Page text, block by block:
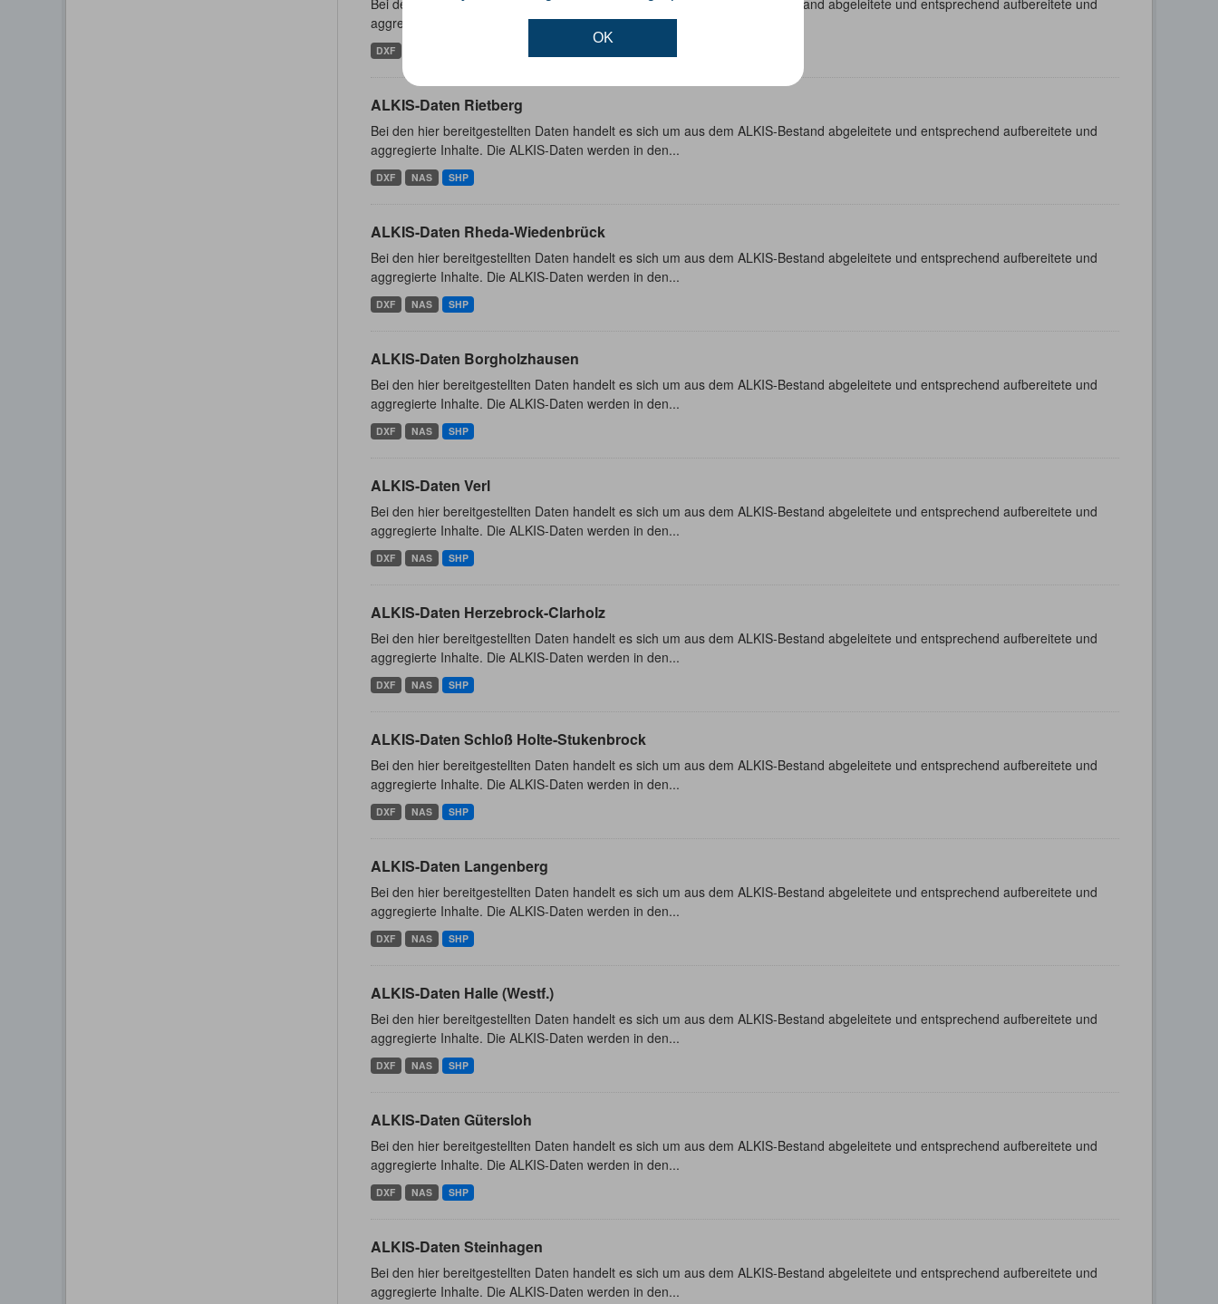
OK
Bei den hier bereitgestellten Daten handelt es sich um aus dem ALKIS-Bestand abgeleitete und entsprechend aufbereitete und
aggregierte Inhalte. Die ALKIS-Daten werden in den...
DXF
ALKIS-Daten Rietberg
Bei den hier bereitgestellten Daten handelt es sich um aus dem ALKIS-Bestand abgeleitete und entsprechend aufbereitete und
aggregierte Inhalte. Die ALKIS-Daten werden in den...
DXF NAS SHP
ALKIS-Daten Rheda-Wiedenbrück
Bei den hier bereitgestellten Daten handelt es sich um aus dem ALKIS-Bestand abgeleitete und entsprechend aufbereitete und
aggregierte Inhalte. Die ALKIS-Daten werden in den...
DXF NAS SHP
ALKIS-Daten Borgholzhausen
Bei den hier bereitgestellten Daten handelt es sich um aus dem ALKIS-Bestand abgeleitete und entsprechend aufbereitete und
aggregierte Inhalte. Die ALKIS-Daten werden in den...
DXF NAS SHP
ALKIS-Daten Verl
Bei den hier bereitgestellten Daten handelt es sich um aus dem ALKIS-Bestand abgeleitete und entsprechend aufbereitete und
aggregierte Inhalte. Die ALKIS-Daten werden in den...
DXF NAS SHP
ALKIS-Daten Herzebrock-Clarholz
Bei den hier bereitgestellten Daten handelt es sich um aus dem ALKIS-Bestand abgeleitete und entsprechend aufbereitete und
aggregierte Inhalte. Die ALKIS-Daten werden in den...
DXF NAS SHP
ALKIS-Daten Schloß Holte-Stukenbrock
Bei den hier bereitgestellten Daten handelt es sich um aus dem ALKIS-Bestand abgeleitete und entsprechend aufbereitete und
aggregierte Inhalte. Die ALKIS-Daten werden in den...
DXF NAS SHP
ALKIS-Daten Langenberg
Bei den hier bereitgestellten Daten handelt es sich um aus dem ALKIS-Bestand abgeleitete und entsprechend aufbereitete und
aggregierte Inhalte. Die ALKIS-Daten werden in den...
DXF NAS SHP
ALKIS-Daten Halle (Westf.)
Bei den hier bereitgestellten Daten handelt es sich um aus dem ALKIS-Bestand abgeleitete und entsprechend aufbereitete und
aggregierte Inhalte. Die ALKIS-Daten werden in den...
DXF NAS SHP
ALKIS-Daten Gütersloh
Bei den hier bereitgestellten Daten handelt es sich um aus dem ALKIS-Bestand abgeleitete und entsprechend aufbereitete und
aggregierte Inhalte. Die ALKIS-Daten werden in den...
DXF NAS SHP
ALKIS-Daten Steinhagen
Bei den hier bereitgestellten Daten handelt es sich um aus dem ALKIS-Bestand abgeleitete und entsprechend aufbereitete und
aggregierte Inhalte. Die ALKIS-Daten werden in den...